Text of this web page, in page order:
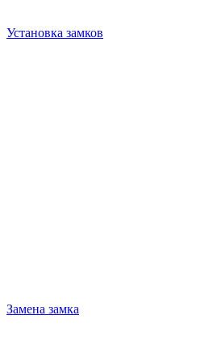
Установка замков
Замена замка